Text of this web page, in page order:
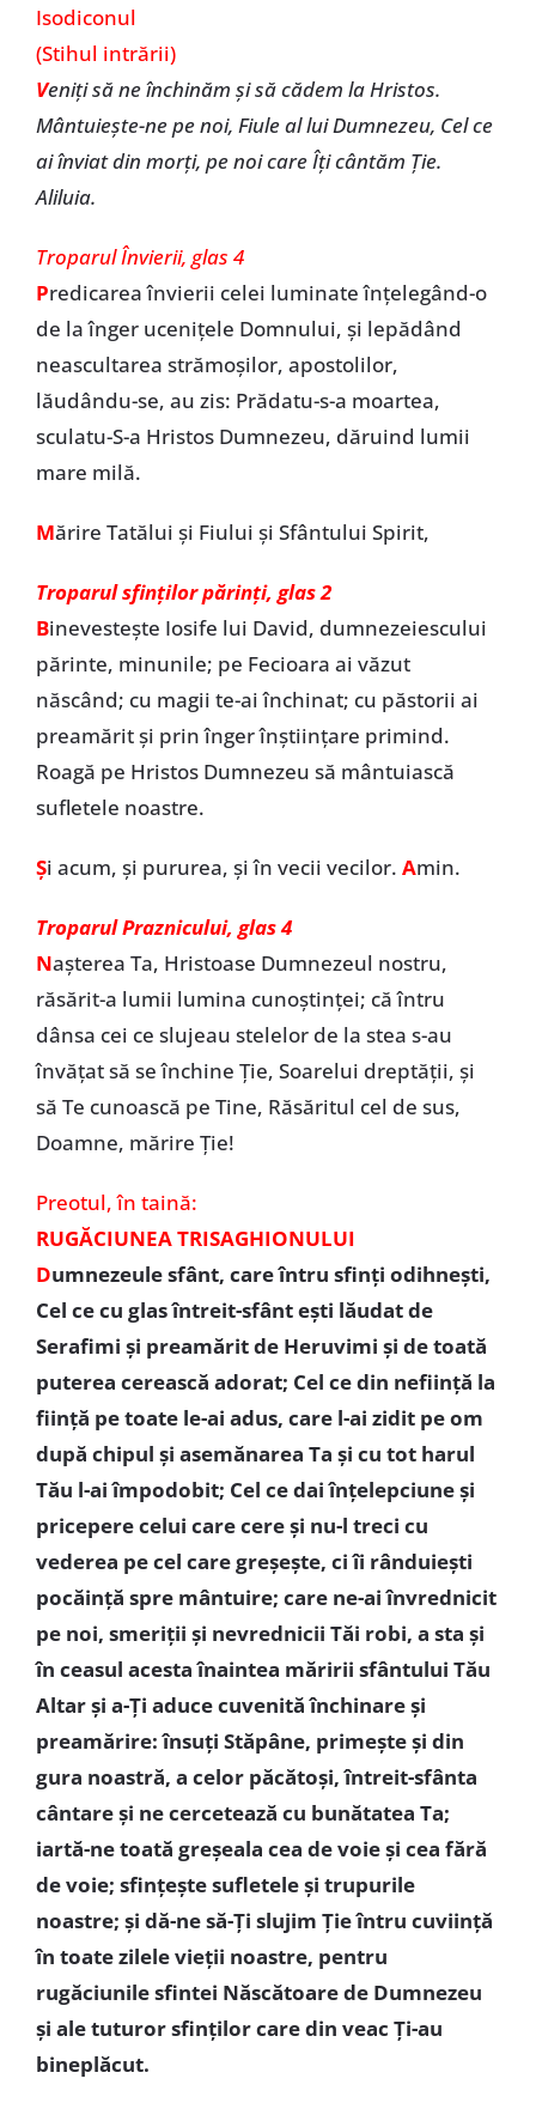
Isodiconul
(Stihul intrării)
Veniţi să ne închinăm şi să cădem la Hristos.
Mântuieşte-ne pe noi, Fiule al lui Dumnezeu, Cel ce
ai înviat din morţi, pe noi care Îţi cântăm Ţie.
Aliluia.
Troparul Învierii, glas 4
Predicarea învierii celei luminate înţelegând-o
de la înger uceniţele Domnului, şi lepădând
neascultarea strămoşilor, apostolilor,
lăudându-se, au zis: Prădatu-s-a moartea,
sculatu-S-a Hristos Dumnezeu, dăruind lumii
mare milă.
Mărire Tatălui și Fiului și Sfântului Spirit,
Troparul sfinților părinți, glas 2
Binevesteşte Iosife lui David, dumnezeiescului
părinte, minunile; pe Fecioara ai văzut
născând; cu magii te-ai închinat; cu păstorii ai
preamărit şi prin înger înştiinţare primind.
Roagă pe Hristos Dumnezeu să mântuiască
sufletele noastre.
Și acum, și pururea, și în vecii vecilor. Amin.
Troparul Praznicului, glas 4
Naşterea Ta, Hristoase Dumnezeul nostru,
răsărit-a lumii lumina cunoştinţei; că întru
dânsa cei ce slujeau stelelor de la stea s-au
învăţat să se închine Ţie, Soarelui dreptăţii, şi
să Te cunoască pe Tine, Răsăritul cel de sus,
Doamne, mărire Ţie!
Preotul, în taină:
RUGĂCIUNEA TRISAGHIONULUI
Dumnezeule sfânt, care întru sfinţi odihneşti,
Cel ce cu glas întreit-sfânt eşti lăudat de
Serafimi şi preamărit de Heruvimi şi de toată
puterea cerească adorat; Cel ce din nefiinţă la
fiinţă pe toate le-ai adus, care l-ai zidit pe om
după chipul şi asemănarea Ta şi cu tot harul
Tău l-ai împodobit; Cel ce dai înţelepciune şi
pricepere celui care cere şi nu-l treci cu
vederea pe cel care greşeşte, ci îi rânduieşti
pocăinţă spre mântuire; care ne-ai învrednicit
pe noi, smeriţii şi nevrednicii Tăi robi, a sta şi
în ceasul acesta înaintea măririi sfântului Tău
Altar şi a-Ţi aduce cuvenită închinare şi
preamărire: însuţi Stăpâne, primeşte şi din
gura noastră, a celor păcătoşi, întreit-sfânta
cântare şi ne cercetează cu bunătatea Ta;
iartă-ne toată greşeala cea de voie şi cea fără
de voie; sfinţeşte sufletele şi trupurile
noastre; şi dă-ne să-Ţi slujim Ţie întru cuviinţă
în toate zilele vieţii noastre, pentru
rugăciunile sfintei Născătoare de Dumnezeu
şi ale tuturor sfinţilor care din veac Ţi-au
bineplăcut.